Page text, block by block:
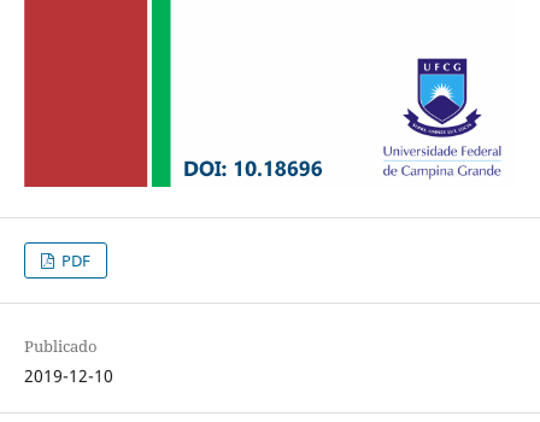
PDF
Publicado
2019-12-10